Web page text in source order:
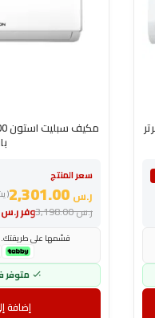
سعر المنتج
(
ر.س
وفرر.س ر.س3,198.00
قسّمها على طريقتك.
متوفر
إضافة